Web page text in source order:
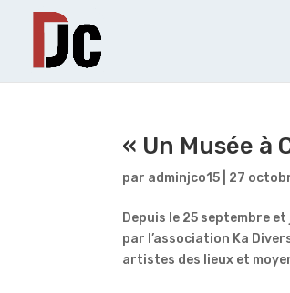
« Un Musée à
par adminjco15 27
Depuis le 25 septembre
par l’association Ka
artistes des lieux et